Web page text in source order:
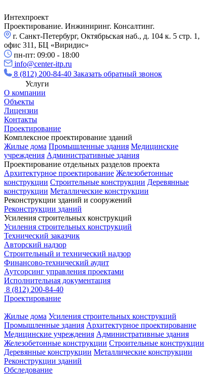
Интехпроект
Проектирование. Инжиниринг. Консалтинг.
г. Санкт-Петербург, Октябрьская наб., д. 104 к. 5 стр. 1,
офис 311, БЦ «Виридис»
пн-пт: 09:00 - 18:00
info@center-itp.ru
8 (812) 200-84-40 Заказать обратный звонок
Услуги
О компании
Объекты
Лицензии
Контакты
Проектирование
Комплексное проектирование зданий
Жилые дома Промышленные здания Медицинские
учреждения Административные здания
Проектирование отдельных разделов проекта
Архитектурное проектирование Железобетонные
конструкции Строительные конструкции Деревянные
конструкции Металлические конструкции
Реконструкции зданий и сооружений
Реконструкции зданий
Усиления строительных конструкций
Усиления строительных конструкций
Технический заказчик
Авторский надзор
Строительный и технический надзор
Финансово-технический аудит
Аутсорсинг управления проектами
Исполнительная документация
8 (812) 200-84-40
Проектирование
Жилые дома Усиления строительных конструкций
Промышленные здания Архитектурное проектирование
Медицинские учреждения Административные здания
Железобетонные конструкции Строительные конструкции
Деревянные конструкции Металлические конструкции
Реконструкции зданий
Обследование